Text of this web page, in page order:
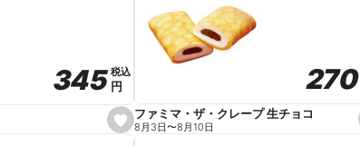
s
e
345
345税込
税込
円
円
270
270
ファミマ・ザ・クレープ 生チョコ
8月3日〜8月10日